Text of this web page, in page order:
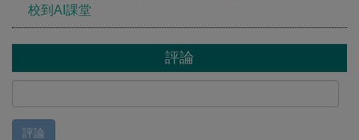
校到AI課堂
評論
評論